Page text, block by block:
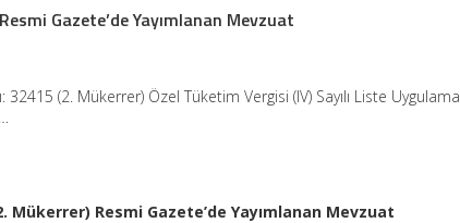
Gazete’de Yayımlanan Mevzuat
32415 (2. Mükerrer) Özel Tüketim Vergisi (IV) Sayılı Liste Uygulama
Mükerrer) Resmi Gazete’de Yayımlanan Mevzuat